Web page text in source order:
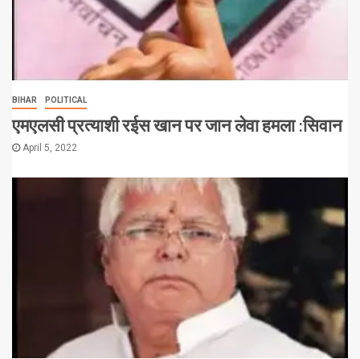
BIHAR POLITICAL
एमएलसी प्रत्याशी रईस खान पर जान लेवा हमला :सिवान
April 5, 2022